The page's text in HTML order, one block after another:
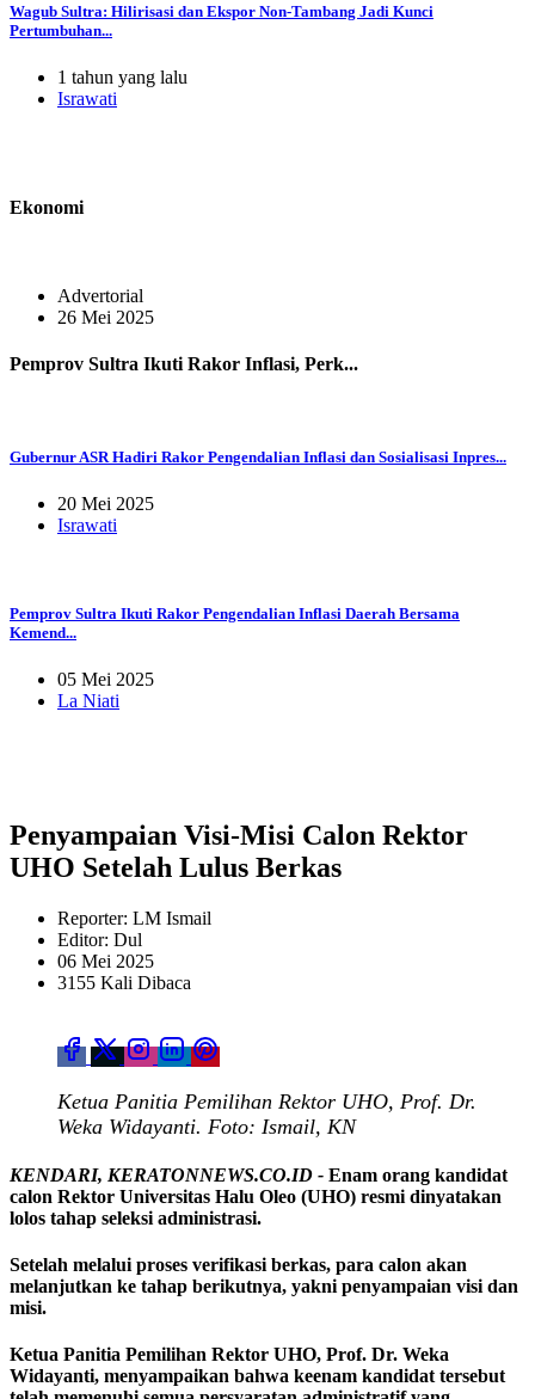
Wagub Sultra: Hilirisasi dan Ekspor Non-Tambang Jadi Kunci
Pertumbuhan...
1 tahun yang lalu
Israwati
Ekonomi
Advertorial
26 Mei 2025
Pemprov Sultra Ikuti Rakor Inflasi, Perk...
Gubernur ASR Hadiri Rakor Pengendalian Inflasi dan Sosialisasi Inpres...
20 Mei 2025
Israwati
Pemprov Sultra Ikuti Rakor Pengendalian Inflasi Daerah Bersama
Kemend...
05 Mei 2025
La Niati
Penyampaian Visi-Misi Calon Rektor
UHO Setelah Lulus Berkas
Reporter: LM Ismail
Editor: Dul
06 Mei 2025
3155 Kali Dibaca
Ketua Panitia Pemilihan Rektor UHO, Prof. Dr.
Weka Widayanti. Foto: Ismail, KN
KENDARI, KERATONNEWS.CO.ID - Enam orang kandidat
calon Rektor Universitas Halu Oleo (UHO) resmi dinyatakan
lolos tahap seleksi administrasi.
Setelah melalui proses verifikasi berkas, para calon akan
melanjutkan ke tahap berikutnya, yakni penyampaian visi dan
misi.
Ketua Panitia Pemilihan Rektor UHO, Prof. Dr. Weka
Widayanti, menyampaikan bahwa keenam kandidat tersebut